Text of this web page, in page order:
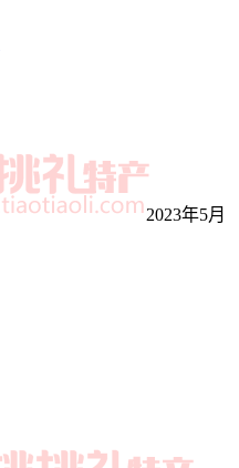
2023年5月